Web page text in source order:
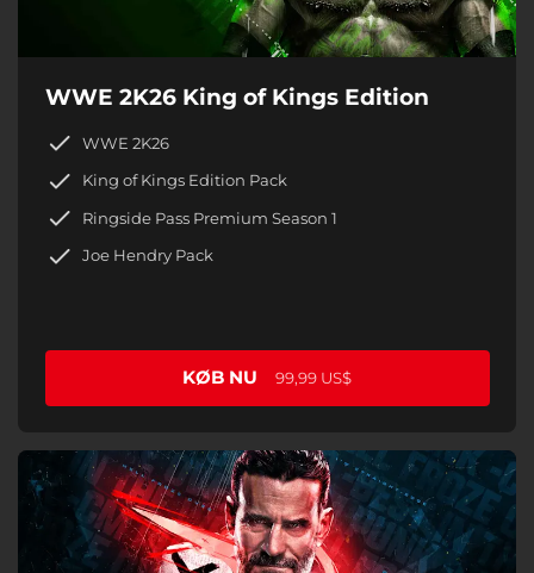
WWE 2K26 King of Kings Edition
WWE 2K26
King of Kings Edition Pack
Ringside Pass Premium Season 1
Joe Hendry Pack
KØB NU 99,99 US$